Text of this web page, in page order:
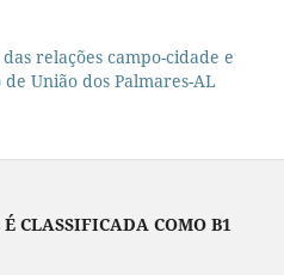
relações campo-cidade e
União dos Palmares-AL
CLASSIFICADA COMO B1